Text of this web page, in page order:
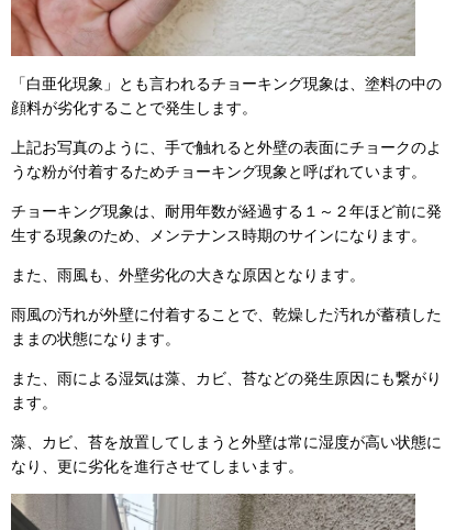
「白亜化現象」とも言われるチョーキング現象は、塗料の中の
顔料が劣化することで発生します。
上記お写真のように、手で触れると外壁の表面にチョークのよ
うな粉が付着するためチョーキング現象と呼ばれています。
チョーキング現象は、耐用年数が経過する１～２年ほど前に発
生する現象のため、メンテナンス時期のサインになります。
また、雨風も、外壁劣化の大きな原因となります。
雨風の汚れが外壁に付着することで、乾燥した汚れが蓄積した
ままの状態になります。
また、雨による湿気は藻、カビ、苔などの発生原因にも繋がり
ます。
藻、カビ、苔を放置してしまうと外壁は常に湿度が高い状態に
なり、更に劣化を進行させてしまいます。